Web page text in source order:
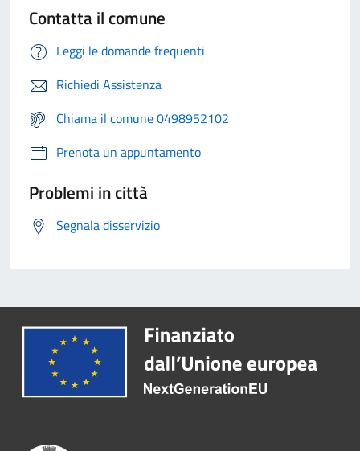
Contatta il comune
Leggi le domande frequenti
Richiedi Assistenza
Chiama il comune 0498952102
Prenota un appuntamento
Problemi in città
Segnala disservizio